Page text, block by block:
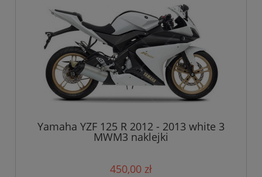
Yamaha YZF 125 R 2012 - 2013 white 3
MWM3 naklejki
450,00 zł